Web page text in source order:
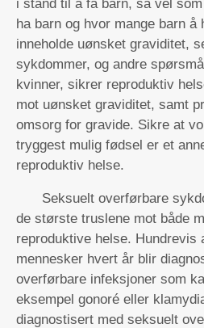
i stand til å få barn, så vel
ha barn og hvor mange barn å
inneholde uønsket graviditet,
sykdommer, og andre
kvinner, sikrer reproduktiv
mot uønsket graviditet, samt
omsorg for gravide. Sikre at
tryggest mulig fødsel er et
reproduktiv helse.
Seksuelt overførbare
de største truslene mot både
reproduktive helse. Hundrevis
mennesker hvert år blir
overførbare infeksjoner som
eksempel gonoré eller
diagnostisert med seksuelt